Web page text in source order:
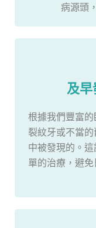
病源頭
及
根據我們豐富的
裂紋牙或不當
中被發現的。
單的治療，避